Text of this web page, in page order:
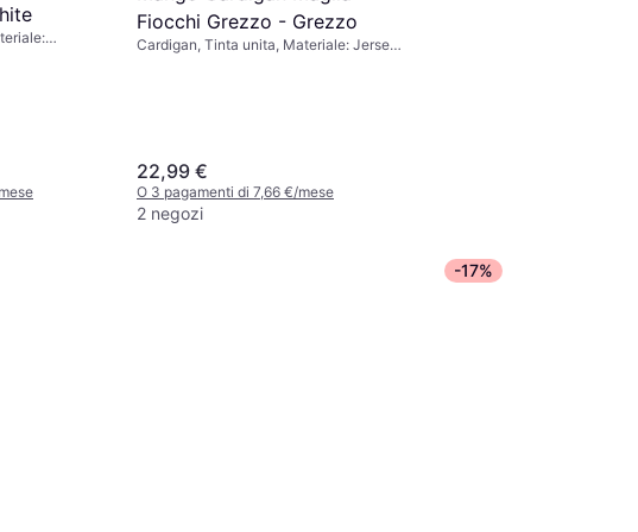
Fiocchi Grezzo - Grezzo
Cardigan, Tinta unita, Materiale: Jersey,
22,99 €
O 3 pagamenti di 7,66 €/mese
2 negozi
-17%